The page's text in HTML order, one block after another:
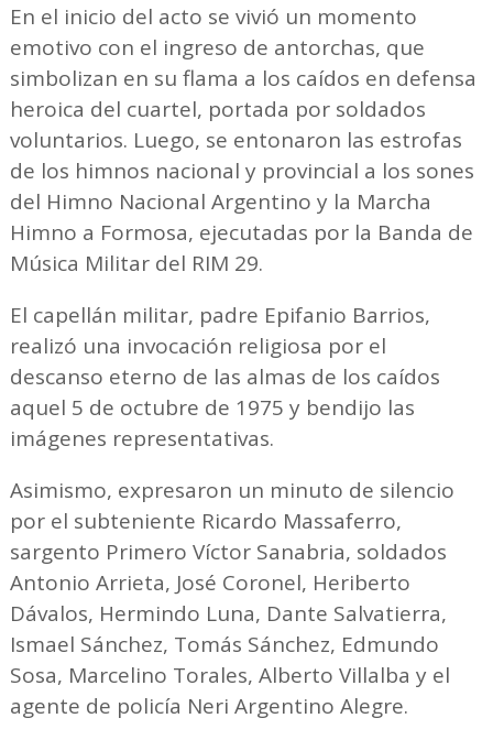
En el inicio del acto se vivió un momento
emotivo con el ingreso de antorchas, que
simbolizan en su flama a los caídos en defensa
heroica del cuartel, portada por soldados
voluntarios. Luego, se entonaron las estrofas
de los himnos nacional y provincial a los sones
del Himno Nacional Argentino y la Marcha
Himno a Formosa, ejecutadas por la Banda de
Música Militar del RIM 29.
El capellán militar, padre Epifanio Barrios,
realizó una invocación religiosa por el
descanso eterno de las almas de los caídos
aquel 5 de octubre de 1975 y bendijo las
imágenes representativas.
Asimismo, expresaron un minuto de silencio
por el subteniente Ricardo Massaferro,
sargento Primero Víctor Sanabria, soldados
Antonio Arrieta, José Coronel, Heriberto
Dávalos, Hermindo Luna, Dante Salvatierra,
Ismael Sánchez, Tomás Sánchez, Edmundo
Sosa, Marcelino Torales, Alberto Villalba y el
agente de policía Neri Argentino Alegre.